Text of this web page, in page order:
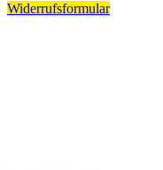
Widerrufsformular